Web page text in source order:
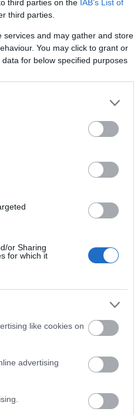
third parties on the IAB’s List of
third parties.
services and may gather and store
You may click to grant or
for below specified purposes
or Sharing
for which it
like cookies on
advertising
Ο
τους